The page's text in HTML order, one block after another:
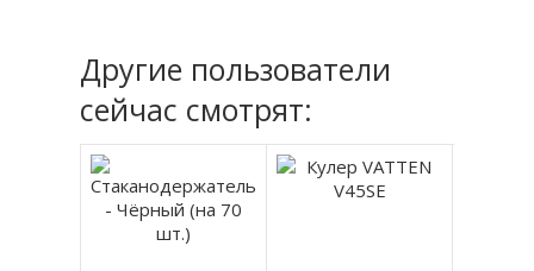
Другие пользователи
сейчас смотрят: